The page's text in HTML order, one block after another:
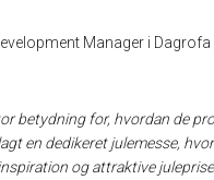
Manager i
betydning for, hvordan de
en dedikeret julemesse,
og attraktive